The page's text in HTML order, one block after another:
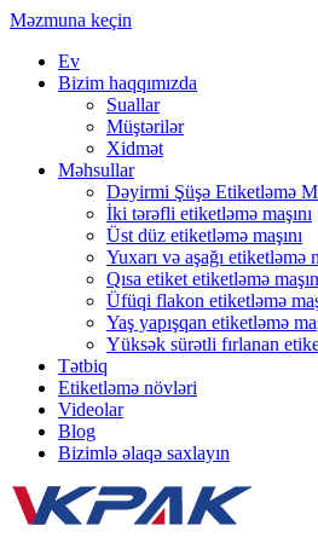
Məzmuna keçin
Ev
Bizim haqqımızda
Suallar
Müştərilər
Xidmət
Məhsullar
Dəyirmi Şüşə Etiketləmə
İki tərəfli etiketləmə maşını
Üst düz etiketləmə maşını
Yuxarı və aşağı etiketləmə
Qısa etiket etiketləmə
Üfüqi flakon etiketləmə
Yaş yapışqan etiketləmə
Yüksək sürətli fırlanan
Tətbiq
Etiketləmə növləri
Videolar
Blog
Bizimlə əlaqə saxlayın